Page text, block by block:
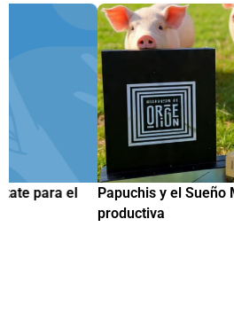
Papuchis y el Sueño Michoacano